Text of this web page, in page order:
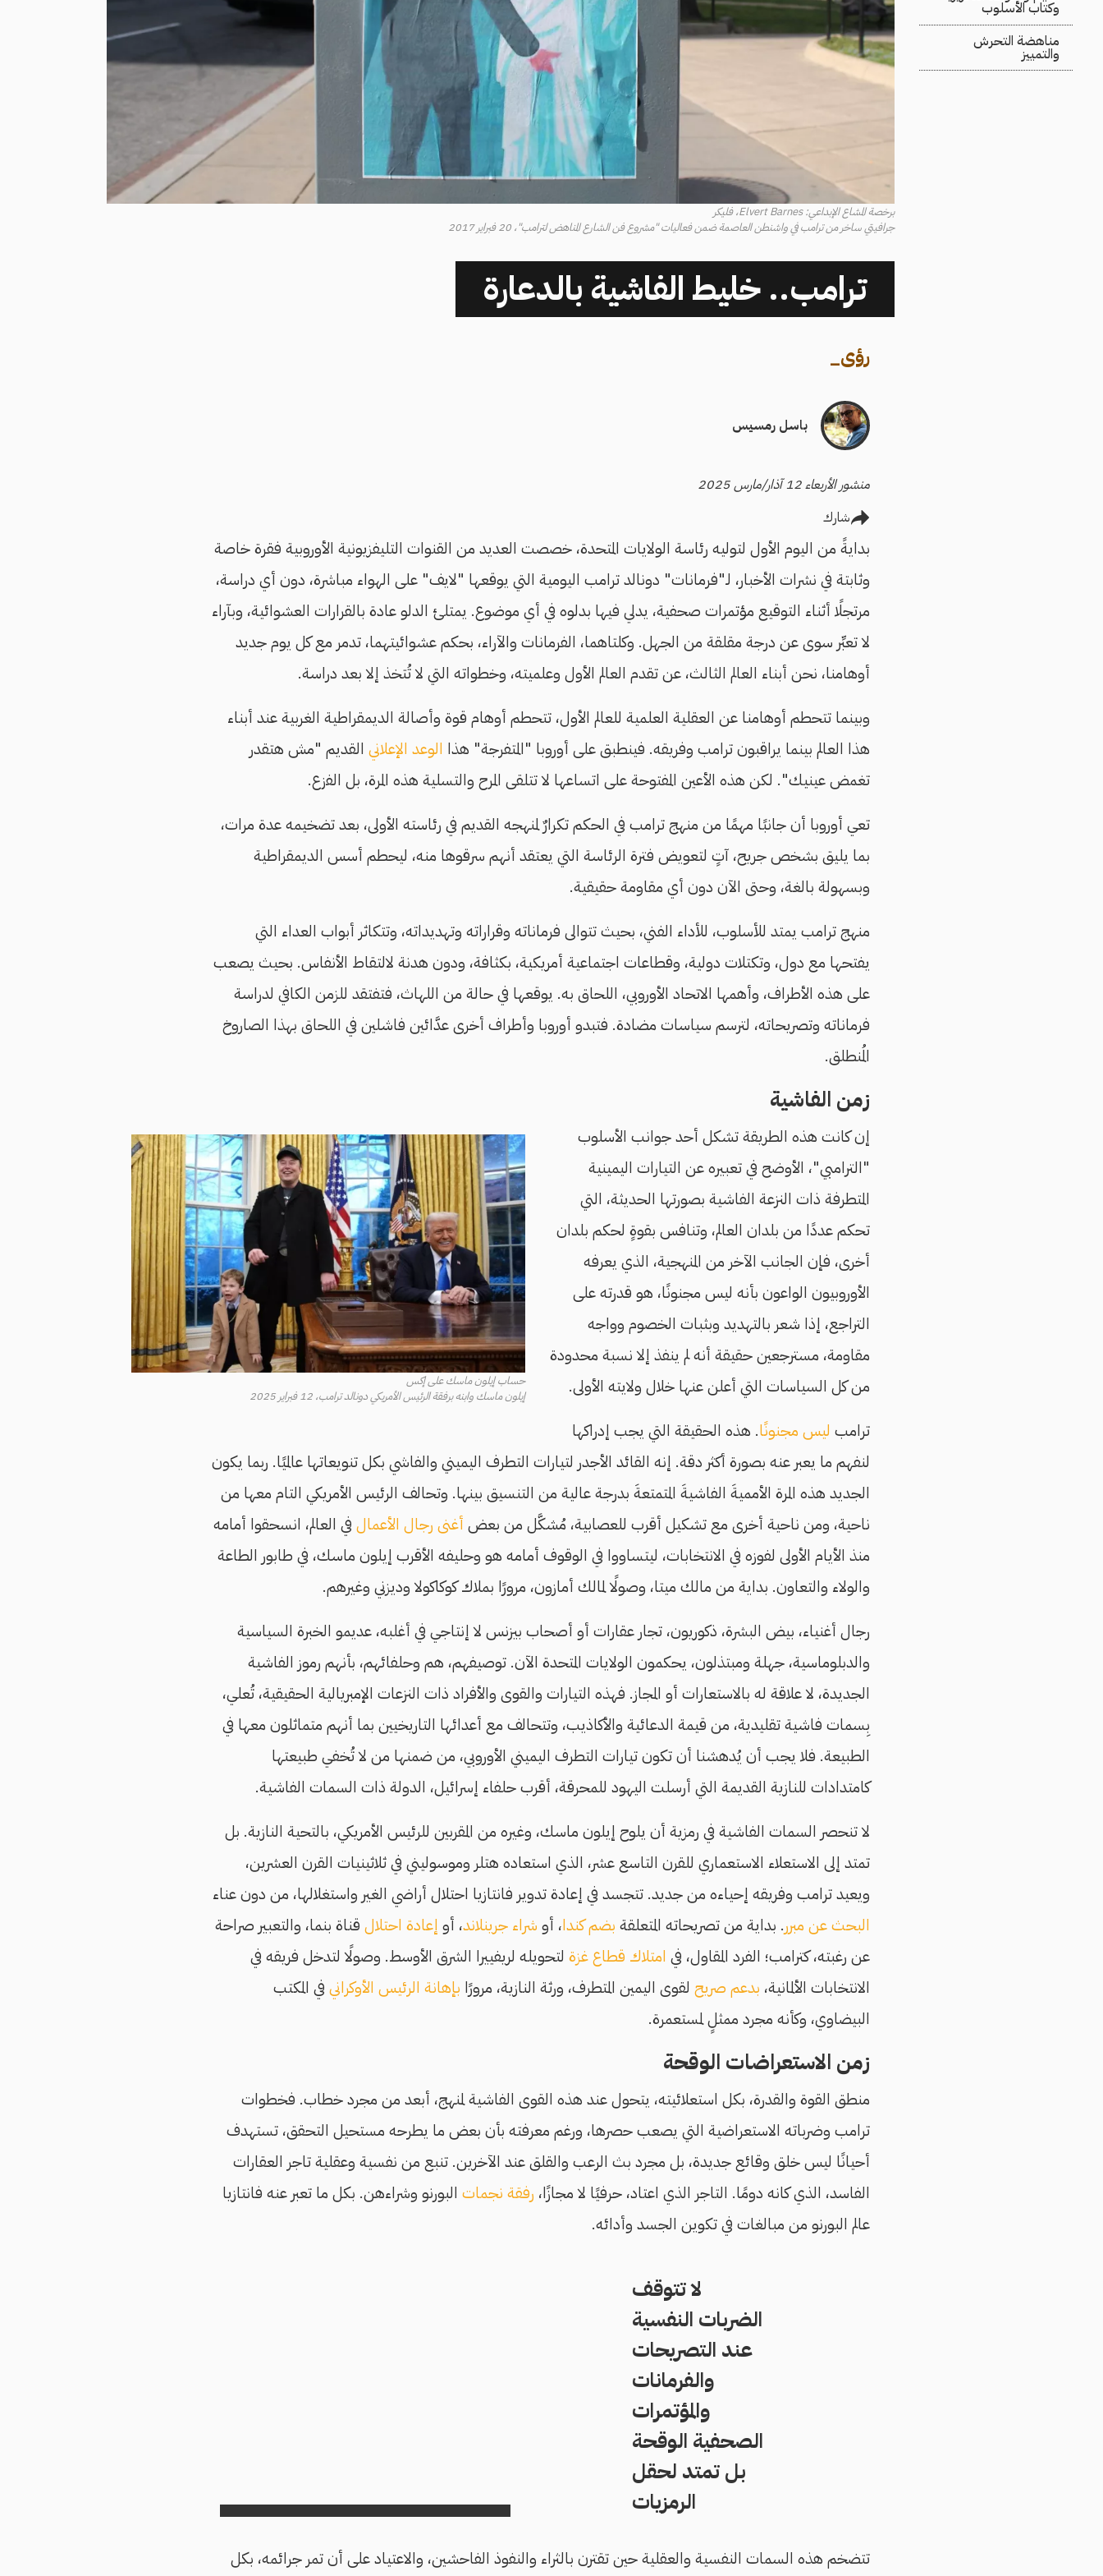
وكتاب الأسلوب
مناهضة التحرش
والتمييز
برخصة المشاع الإبداعي: Elvert Barnes، فليكر
جرافيتي ساخر من ترامب في واشنطن العاصمة ضمن فعاليات "مشروع فن الشارع المناهض لترامب"، 20 فبراير 2017
ترامب.. خليط الفاشية بالدعارة
رؤى_
باسل رمسيس
منشور الأربعاء 12 آذار/مارس 2025
شارك
بدايةً من اليوم الأول لتوليه رئاسة الولايات المتحدة، خصصت العديد من القنوات التليفزيونية الأوروبية فقرة خاصة
وثابتة في نشرات الأخبار، لـ"فرمانات" دونالد ترامب اليومية التي يوقعها "لايف" على الهواء مباشرة، دون أي دراسة،
مرتجلًا أثناء التوقيع مؤتمرات صحفية، يدلي فيها بدلوه في أي موضوع. يمتلئ الدلو عادة بالقرارات العشوائية، وبآراء
لا تعبِّر سوى عن درجة مقلقة من الجهل. وكلتاهما، الفرمانات والآراء، بحكم عشوائيتهما، تدمر مع كل يوم جديد
أوهامنا، نحن أبناء العالم الثالث، عن تقدم العالم الأول وعلميته، وخطواته التي لا تُتخذ إلا بعد دراسة.
وبينما تتحطم أوهامنا عن العقلية العلمية للعالم الأول، تتحطم أوهام قوة وأصالة الديمقراطية الغربية عند أبناء
هذا العالم بينما يراقبون ترامب وفريقه. فينطبق على أوروبا "المتفرجة" هذا الوعد الإعلانيالقديم "مش هتقدر
تغمض عينيك". لكن هذه الأعين المفتوحة على اتساعها لا تتلقى المرح والتسلية هذه المرة، بل الفزع.
تعي أوروبا أن جانبًا مهمًا من منهج ترامب في الحكم تكرارٌ لمنهجه القديم في رئاسته الأولى، بعد تضخيمه عدة مرات،
بما يليق بشخص جريح، آتٍ لتعويض فترة الرئاسة التي يعتقد أنهم سرقوها منه، ليحطم أسس الديمقراطية
وبسهولة بالغة، وحتى الآن دون أي مقاومة حقيقية.
منهج ترامب يمتد للأسلوب، للأداء الفني، بحيث تتوالى فرماناته وقراراته وتهديداته، وتتكاثر أبواب العداء التي
يفتحها مع دول، وتكتلات دولية، وقطاعات اجتماعية أمريكية، بكثافة، ودون هدنة لالتقاط الأنفاس. بحيث يصعب
على هذه الأطراف، وأهمها الاتحاد الأوروبي، اللحاق به. يوقعها في حالة من اللهاث، فتفتقد للزمن الكافي لدراسة
فرماناته وتصريحاته، لترسم سياسات مضادة. فتبدو أوروبا وأطراف أخرى عدَّائين فاشلين في اللحاق بهذا الصاروخ
المُنطلق.
زمن الفاشية
حساب إيلون ماسك على إكس
إيلون ماسك وابنه برفقة الرئيس الأمريكي دونالد ترامب، 12 فبراير 2025
إن كانت هذه الطريقة تشكل أحد جوانب الأسلوب
"الترامبي"، الأوضح في تعبيره عن التيارات اليمينية
المتطرفة ذات النزعة الفاشية بصورتها الحديثة، التي
تحكم عددًا من بلدان العالم، وتنافس بقوةٍ لحكم بلدان
أخرى، فإن الجانب الآخر من المنهجية، الذي يعرفه
الأوروبيون الواعون بأنه ليس مجنونًا، هو قدرته على
التراجع، إذا شعر بالتهديد وبثبات الخصوم وواجه
مقاومة، مسترجعين حقيقة أنه لم ينفذ إلا نسبة محدودة
من كل السياسات التي أعلن عنها خلال ولايته الأولى.
ترامب ليس مجنونًا. هذه الحقيقة التي يجب إدراكها
لنفهم ما يعبر عنه بصورة أكثر دقة. إنه القائد الأجدر لتيارات التطرف اليميني والفاشي بكل تنويعاتها عالميًا. ربما يكون
الجديد هذه المرة الأمميةَ الفاشيةَ المتمتعةَ بدرجة عالية من التنسيق بينها. وتحالف الرئيس الأمريكي التام معها من
ناحية، ومن ناحية أخرى مع تشكيل أقرب للعصابية، مُشكَّل من بعض أغنى رجال الأعمالفي العالم، انسحقوا أمامه
منذ الأيام الأولى لفوزه في الانتخابات، ليتساووا في الوقوف أمامه هو وحليفه الأقرب إيلون ماسك، في طابور الطاعة
والولاء والتعاون. بداية من مالك ميتا، وصولًا لمالك أمازون، مرورًا بملاك كوكاكولا وديزني وغيرهم.
رجال أغنياء، بيض البشرة، ذكوريون، تجار عقارات أو أصحاب بيزنس لا إنتاجي في أغلبه، عديمو الخبرة السياسية
والدبلوماسية، جهلة ومبتذلون، يحكمون الولايات المتحدة الآن. توصيفهم، هم وحلفائهم، بأنهم رموز الفاشية
الجديدة، لا علاقة له بالاستعارات أو المجاز. فهذه التيارات والقوى والأفراد ذات النزعات الإمبريالية الحقيقية، تُعلي،
بِسمات فاشية تقليدية، من قيمة الدعائية والأكاذيب، وتتحالف مع أعدائها التاريخيين بما أنهم متماثلون معها في
الطبيعة. فلا يجب أن يُدهشنا أن تكون تيارات التطرف اليميني الأوروبي، من ضمنها من لا تُخفي طبيعتها
كامتدادات للنازية القديمة التي أرسلت اليهود للمحرقة، أقرب حلفاء إسرائيل، الدولة ذات السمات الفاشية.
لا تنحصر السمات الفاشية في رمزية أن يلوح إيلون ماسك، وغيره من المقربين للرئيس الأمريكي، بالتحية النازية. بل
تمتد إلى الاستعلاء الاستعماري للقرن التاسع عشر، الذي استعاده هتلر وموسوليني في ثلاثينيات القرن العشرين،
ويعيد ترامب وفريقه إحياءه من جديد. تتجسد في إعادة تدوير فانتازيا احتلال أراضي الغير واستغلالها، من دون عناء
البحث عن مبرر. بداية من تصريحاته المتعلقة بضم كندا، أو شراء جرينلاند، أو إعادة احتلالقناة بنما، والتعبير صراحة
عن رغبته، كترامب؛ الفرد المقاول، في امتلاك قطاع غزةلتحويله لريفييرا الشرق الأوسط. وصولًا لتدخل فريقه في
الانتخابات الألمانية، بدعم صريحلقوى اليمين المتطرف، ورثة النازية، مرورًا بإهانة الرئيس الأوكرانيفي المكتب
البيضاوي، وكأنه مجرد ممثلٍ لمستعمرة.
زمن الاستعراضات الوقحة
منطق القوة والقدرة، بكل استعلائيته، يتحول عند هذه القوى الفاشية لمنهج، أبعد من مجرد خطاب. فخطوات
ترامب وضرباته الاستعراضية التي يصعب حصرها، ورغم معرفته بأن بعض ما يطرحه مستحيل التحقق، تستهدف
أحيانًا ليس خلق وقائع جديدة، بل مجرد بث الرعب والقلق عند الآخرين. تنبع من نفسية وعقلية تاجر العقارات
الفاسد، الذي كانه دومًا. التاجر الذي اعتاد، حرفيًا لا مجازًا، رفقة نجماتالبورنو وشراءهن. بكل ما تعبر عنه فانتازيا
عالم البورنو من مبالغات في تكوين الجسد وأدائه.
لا تتوقف
الضربات النفسية
عند التصريحات
والفرمانات
والمؤتمرات
الصحفية الوقحة
بل تمتد لحقل
الرمزيات
تتضخم هذه السمات النفسية والعقلية حين تقترن بالثراء والنفوذ الفاحشين، والاعتياد على أن تمر جرائمه، بكل